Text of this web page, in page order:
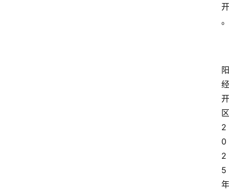
开
。
阳
经
开
区
2
0
2
5
年